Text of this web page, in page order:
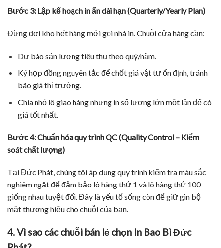
Bước 3: Lập kế hoạch in ấn dài hạn (Quarterly/Yearly Plan)
Đừng đợi kho hết hàng mới gọi nhà in. Chuỗi cửa hàng cần:
Dự báo sản lượng tiêu thụ theo quý/năm.
Ký hợp đồng nguyên tắc để chốt giá vật tư ổn định, tránh
bão giá thị trường.
Chia nhỏ lô giao hàng nhưng in số lượng lớn một lần để có
giá tốt nhất.
Bước 4: Chuẩn hóa quy trình QC (Quality Control – Kiểm
soát chất lượng)
Tại Đức Phát, chúng tôi áp dụng quy trình kiểm tra màu sắc
nghiêm ngặt để đảm bảo lô hàng thứ 1 và lô hàng thứ 100
giống nhau tuyệt đối. Đây là yếu tố sống còn để giữ gìn bộ
mặt thương hiệu cho chuỗi của bạn.
4. Vì sao các chuỗi bán lẻ chọn In Bao Bì Đức